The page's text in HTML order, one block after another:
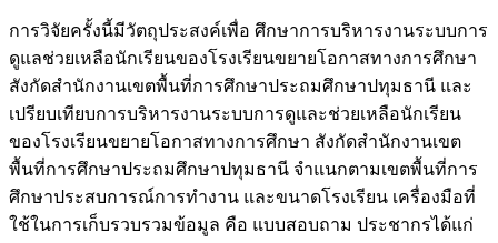
การวิจัยครั้งนี้มีวัตถุประสงค์เพื่อ ศึกษาการบริหารงานระบบการ
ดูแลช่วยเหลือนักเรียนของโรงเรียนขยายโอกาสทางการศึกษา
สังกัดสำนักงานเขตพื้นที่การศึกษาประถมศึกษาปทุมธานี และ
เปรียบเทียบการบริหารงานระบบการดูและช่วยเหลือนักเรียน
ของโรงเรียนขยายโอกาสทางการศึกษา สังกัดสำนักงานเขต
พื้นที่การศึกษาประถมศึกษาปทุมธานี จำแนกตามเขตพื้นที่การ
ศึกษาประสบการณ์การทำงาน และขนาดโรงเรียน เครื่องมือที่
ใช้ในการเก็บรวบรวมข้อมูล คือ แบบสอบถาม ประชากรได้แก่